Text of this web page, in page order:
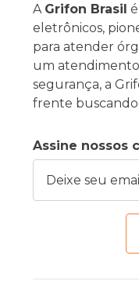
A Grifon Brasil
eletrônicos,
para atender
um
segurança, a
frente buscando
Assine nossos